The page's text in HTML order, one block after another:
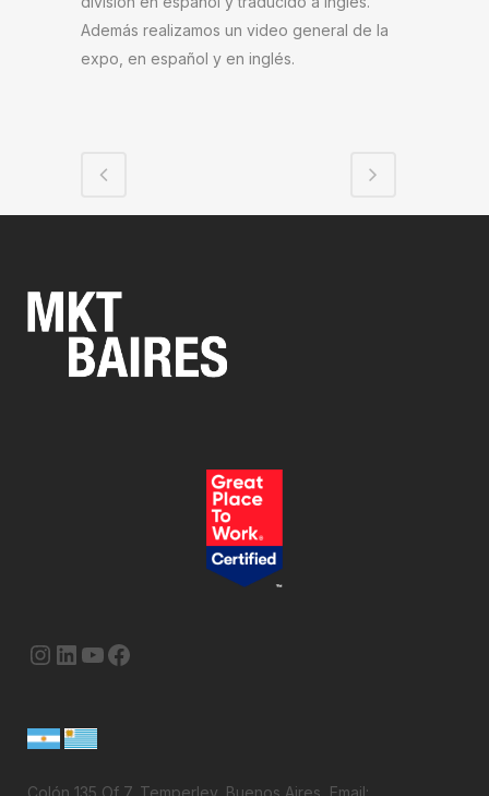
Además realizamos un video general de la
expo, en español y en inglés.
Instagram
LinkedIn
YouTube
Facebook